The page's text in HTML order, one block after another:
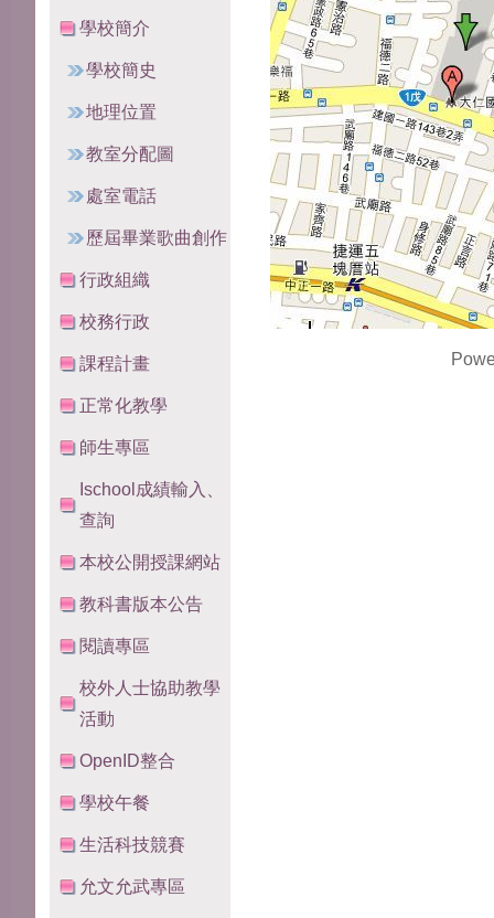
學校簡介
學校簡史
地理位置
教室分配圖
處室電話
歷屆畢業歌曲創作
行政組織
校務行政
課程計畫
正常化教學
師生專區
Ischool成績輸入、
查詢
本校公開授課網站
教科書版本公告
閱讀專區
校外人士協助教學
活動
OpenID整合
學校午餐
生活科技競賽
允文允武專區